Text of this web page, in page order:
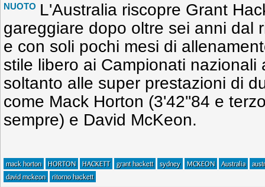
NUOTO L'Australia riscopre Grant
gareggiare dopo oltre sei anni dal
e con soli pochi mesi di
stile libero ai Campionati nazionali
soltanto alle super prestazioni di
come Mack Horton (3'42''84 e
sempre) e David McKeon.
mack horton HORTON HACKETT grant hackett sydney MCKEON Australia
david mckeon
ritorno hackett